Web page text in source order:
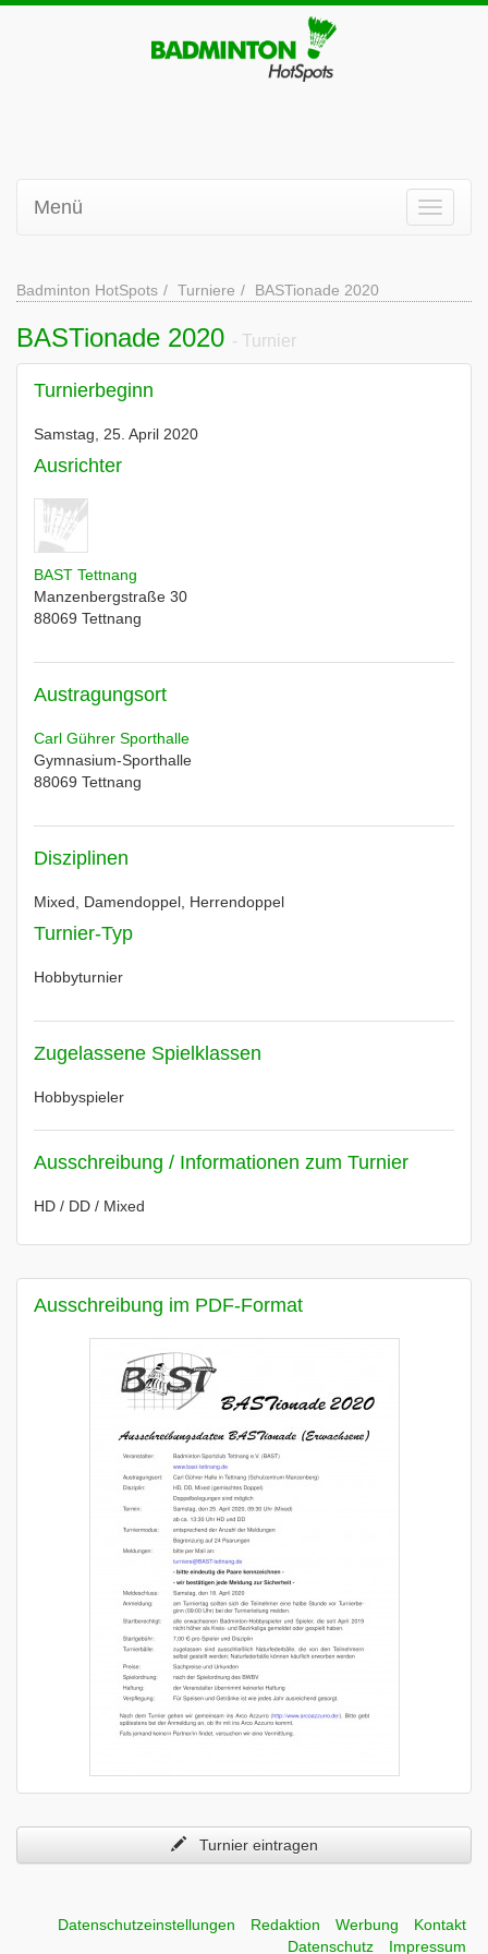
Menü
Badminton HotSpots Turniere BASTionade 2020
BASTionade 2020 - Turnier
Turnierbeginn
Samstag, 25. April 2020
Ausrichter
BAST Tettnang
Manzenbergstraße 30
88069 Tettnang
Austragungsort
Carl Gührer Sporthalle
Gymnasium-Sporthalle
88069 Tettnang
Disziplinen
Mixed, Damendoppel, Herrendoppel
Turnier-Typ
Hobbyturnier
Zugelassene Spielklassen
Hobbyspieler
Ausschreibung / Informationen zum Turnier
HD / DD / Mixed
Ausschreibung im PDF-Format
Turnier eintragen
Datenschutzeinstellungen Redaktion Werbung
Kontakt
Datenschutz
Impressum